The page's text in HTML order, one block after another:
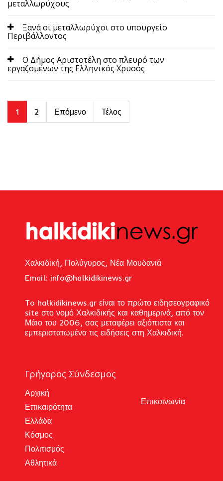
μεταλλωρύχους
Ξανά οι μεταλλωρύχοι στο υπουργείο
Περιβάλλοντος
Ο Δήμος Αριστοτέλη στο πλευρό των
εργαζομένων της Ελληνικός Χρυσός
1 2 Επόμενο Τέλος
Χαλκιδική, Πολύγυρος, Νέα Μουδανιά
Email: info@halkidikinews.gr
To halkidikinews.gr είναι το πρώτο ειδησεογραφικό
site στο νομό Χαλκιδικής και καθημερινά, από τον
Μάιο του 2006, σας μεταφέρει αξιόπιστα και
εμπεριστατωμένα τις ειδήσεις στη Χαλκιδική.
Γρήγορος Σύνδεσμος
Αρχική
Επικαιρότητα
Ελλάδα
Κόσμος
Πολιτισμός
Αθλητικά
Επικοινωνία